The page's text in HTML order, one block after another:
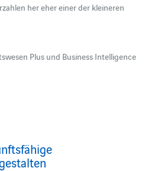
her eher einer der kleineren
Plus und Business Intelligence